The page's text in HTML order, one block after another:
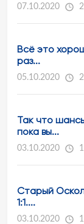
07.10.2020
Всё это
раз...
05.10.2020
Так что
пока вы...
03.10.2020
Старый
1:1....
03.10.2020